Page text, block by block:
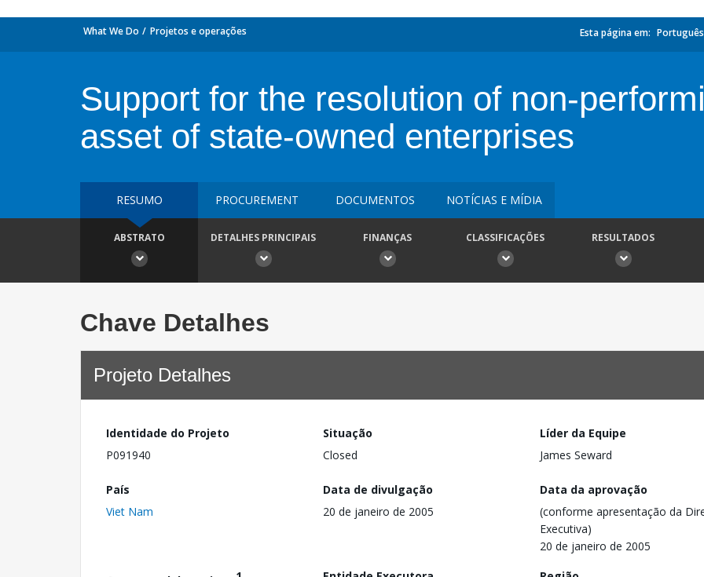
What We Do Projetos e operações Esta página em: Português
Support for the resolution of non-
asset of state-owned enterprises
RESUMO PROCUREMENT DOCUMENTOS NOTÍCIAS E MÍDIA
ABSTRATO DETALHES PRINCIPAIS FINANÇAS CLASSIFICAÇÕES RESULTADOS
Chave Detalhes
Projeto Detalhes
Identidade do Projeto
P091940
Situação
Closed
Líder da Equipe
James Seward
País
Viet Nam
Data de divulgação
20 de janeiro de 2005
Data da aprovação
(conforme apresentação da
Executiva)
20 de janeiro de 2005